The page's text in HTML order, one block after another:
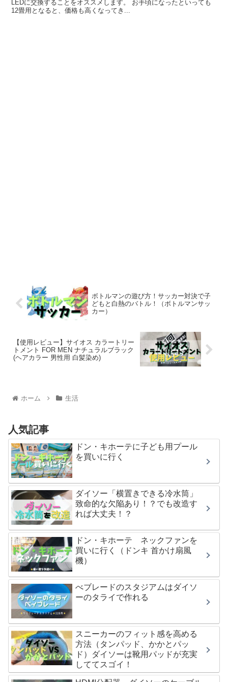
LEDに交換することをオススメします。 お手頃になったといっても
12畳用となると、価格も高くなってき...
ボトルマンの遊び方！サッカー対決で子
どもと白熱のバトル！（ボトルマンサッ
カー）
【使用レビュー】サイオス カラートリー
トメント FOR MEN ナチュラルブラック
(ヘアカラー 男性用 白髪染め)
ホーム 生活
人気記事
ドン・キホーテに子ども用プール
を買いに行く
ダイソー「横置きできる冷水筒」
致命的な欠陥あり！？でも改造す
れば大丈夫！？
ドン・キホーテ ネックファンを
買いに行く（ドンキ 首かけ扇風
機）
べブレードのスタジアムはダイソ
ーのタライで作れる
スニーカーのフィット感を高める
方法（タンパッド、かかとパッ
ド）ダイソーは靴用パッドが充実
しててスゴイ！